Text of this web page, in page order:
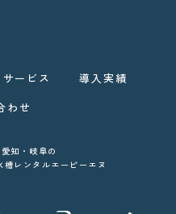
サービス
導入実績
わせ
知・岐阜の
レンタルエーピーエヌ